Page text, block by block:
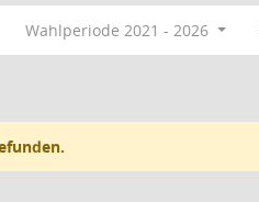
Wahlperiode 2021 - 2026